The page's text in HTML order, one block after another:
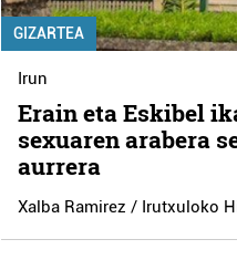
GIZARTEA
Irun
Erain eta Eskibel
sexuaren arabera
aurrera
Xalba Ramirez / Irutxuloko